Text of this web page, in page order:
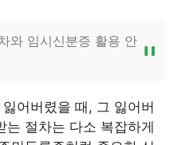
와 임시신분증 활용 안
어버렸을 때, 그 잃어버
는 절차는 다소 복잡하게